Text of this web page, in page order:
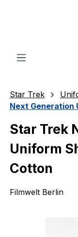
Star Trek
Next Generation
Star Trek
Uniform
Cotton
Filmwelt Berlin